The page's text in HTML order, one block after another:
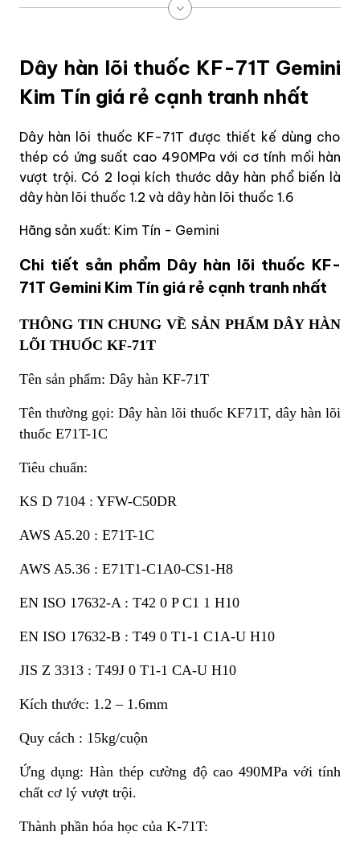
Dây hàn lõi thuốc KF-71T Gemini
Kim Tín giá rẻ cạnh tranh nhất
Dây hàn lõi thuốc KF-71T được thiết kế dùng cho
thép có ứng suất cao 490MPa với cơ tính mối hàn
vượt trội. Có 2 loại kích thước dây hàn phổ biến là
dây hàn lõi thuốc 1.2 và dây hàn lõi thuốc 1.6
Hãng sản xuất: Kim Tín - Gemini
Chi tiết sản phẩm Dây hàn lõi thuốc KF-
71T Gemini Kim Tín giá rẻ cạnh tranh nhất
THÔNG TIN CHUNG VỀ SẢN PHẨM DÂY HÀN
LÕI THUỐC KF-71T
Tên sản phẩm: Dây hàn KF-71T
Tên thường gọi: Dây hàn lõi thuốc KF71T, dây hàn lõi
thuốc E71T-1C
Tiêu chuẩn:
KS D 7104 : YFW-C50DR
AWS A5.20 : E71T-1C
AWS A5.36 : E71T1-C1A0-CS1-H8
EN ISO 17632-A : T42 0 P C1 1 H10
EN ISO 17632-B : T49 0 T1-1 C1A-U H10
JIS Z 3313 : T49J 0 T1-1 CA-U H10
Kích thước: 1.2 – 1.6mm
Quy cách : 15kg/cuộn
Ứng dụng: Hàn thép cường độ cao 490MPa với tính
chất cơ lý vượt trội.
Thành phần hóa học của K-71T: